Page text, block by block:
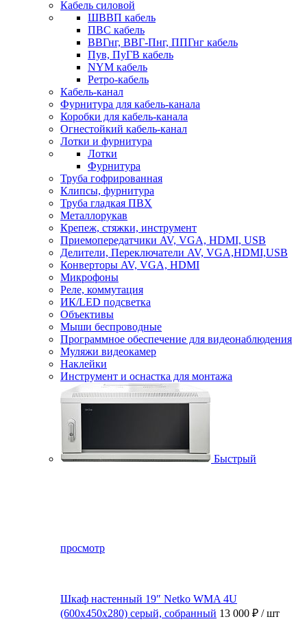
Кабель силовой
ШВВП кабель
ПВС кабель
ВВГнг, ВВГ-Пнг, ППГнг кабель
Пув, ПуГВ кабель
NYM кабель
Ретро-кабель
Кабель-канал
Фурнитура для кабель-канала
Коробки для кабель-канала
Огнестойкий кабель-канал
Лотки и фурнитура
Лотки
Фурнитура
Труба гофрированная
Клипсы, фурнитура
Труба гладкая ПВХ
Металлорукав
Крепеж, стяжки, инструмент
Приемопередатчики AV, VGA, HDMI, USB
Делители, Переключатели AV, VGA,HDMI,USB
Конверторы AV, VGA, HDMI
Микрофоны
Реле, коммутация
ИК/LED подсветка
Объективы
Мыши беспроводные
Программное обеспечение для видеонаблюдения
Муляжи видеокамер
Наклейки
Инструмент и оснастка для монтажа
Быстрый
просмотр
Шкаф настенный 19″ Netko WMA 4U
(600x450x280) серый, собранный 13 000 ₽ / шт